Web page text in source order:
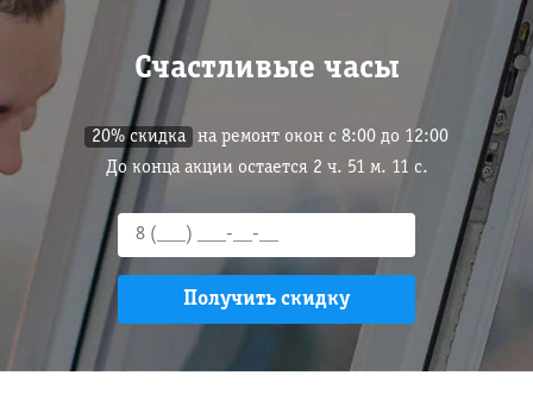
Счастливые часы
20% скидка
на ремонт окон с 8:00 до 12:00
До конца акции остается 2 ч. 51 м. 10 с.